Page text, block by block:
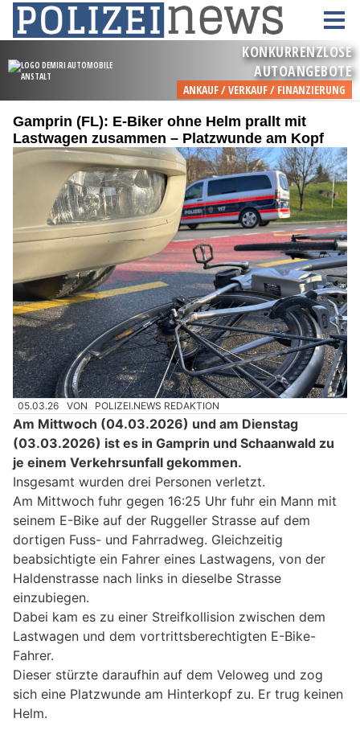
Gamprin (FL): E-Biker ohne Helm prallt mit
Lastwagen zusammen – Platzwunde am Kopf
05.03.26 VON POLIZEI.NEWS REDAKTION
Am Mittwoch (04.03.2026) und am Dienstag
(03.03.2026) ist es in Gamprin und Schaanwald zu
je einem Verkehrsunfall gekommen.
Insgesamt wurden drei Personen verletzt.
Am Mittwoch fuhr gegen 16:25 Uhr fuhr ein Mann mit
seinem E-Bike auf der Ruggeller Strasse auf dem
dortigen Fuss- und Fahrradweg. Gleichzeitig
beabsichtigte ein Fahrer eines Lastwagens, von der
Haldenstrasse nach links in dieselbe Strasse
einzubiegen.
Dabei kam es zu einer Streifkollision zwischen dem
Lastwagen und dem vortrittsberechtigten E-Bike-
Fahrer.
Dieser stürzte daraufhin auf dem Veloweg und zog
sich eine Platzwunde am Hinterkopf zu. Er trug keinen
Helm.